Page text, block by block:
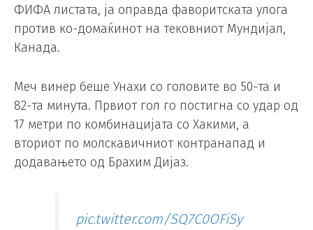
ФИФА листата, ја оправда фаворитската улога
против ко-домаќинот на тековниот Мундијал,
Канада.
Меч винер беше Унахи со головите во 50-та и
82-та минута. Првиот гол го постигна со удар од
17 метри по комбинацијата со Хакими, а
вториот по молскавичниот контранапад и
додавањето од Брахим Дијаз.
pic.twitter.com/SQ7C0OFiSy